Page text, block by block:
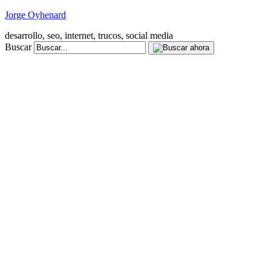
Jorge Oyhenard
desarrollo, seo, internet, trucos, social media
Buscar